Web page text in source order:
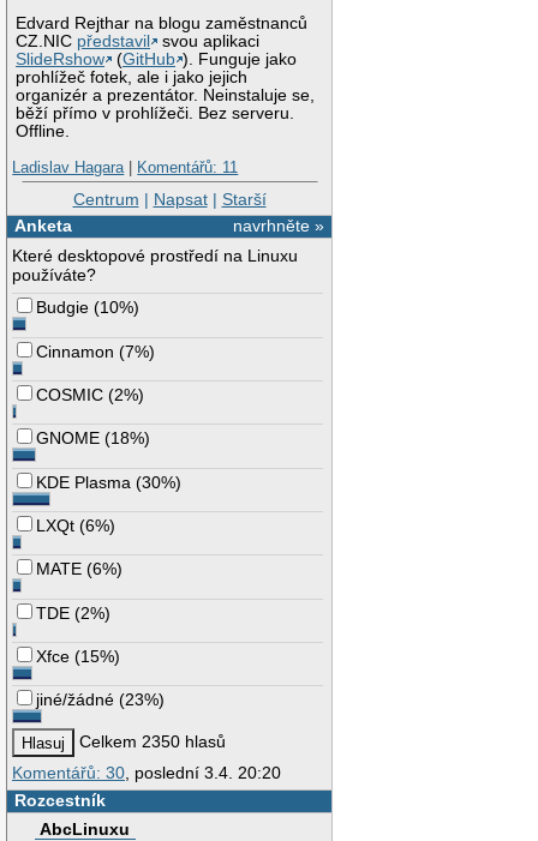
Edvard Rejthar na blogu zaměstnanců
CZ.NIC představil
svou aplikaci
SlideRshow
(GitHub ). Funguje jako
prohlížeč fotek, ale i jako jejich
organizér a prezentátor. Neinstaluje se,
běží přímo v prohlížeči. Bez serveru.
Offline.
Ladislav Hagara| Komentářů: 11
Centrum | Napsat| Starší
navrhněte »
Anketa
Které desktopové prostředí na Linuxu
používáte?
Budgie (10%)
Cinnamon (7%)
COSMIC (2%)
GNOME (18%)
KDE Plasma (30%)
LXQt (6%)
MATE (6%)
TDE (2%)
Xfce (15%)
jiné/žádné (23%)
Celkem 2350 hlasů
Komentářů: 30 , poslední 3.4. 20:20
Rozcestník
AbcLinuxu